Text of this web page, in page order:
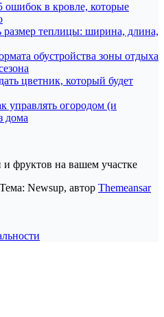
ошибок в кровле, которые
размер теплицы: ширина, длина,
обустройства зоны отдыха
цветник, который будет
управлять огородом (и
дома
фруктов на вашем участке
Тема: Newsup, автор Themeansar